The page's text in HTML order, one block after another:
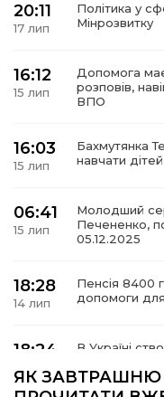
місія
20:11
17 лип
Політика у
Мінрозвитку
16:12
15 лип
Допомога
розповів,
ВПО
16:03
15 лип
Бахмутянка
навчати дітей
06:41
15 лип
Молодший
Печененко,
05.12.2025
18:28
14 лип
Пенсія 8400
допомоги
18:24
В Україні
кордону
ЯК ЗАВТРАШНЮ